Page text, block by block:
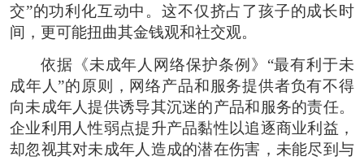
交”的功利化互动中。这不仅挤占了孩子的成长时
间，更可能扭曲其金钱观和社交观。
依据《未成年人网络保护条例》“最有利于未
成年人”的原则，网络产品和服务提供者负有不得
向未成年人提供诱导其沉迷的产品和服务的责任。
企业利用人性弱点提升产品黏性以追逐商业利益，
却忽视其对未成年人造成的潜在伤害，未能尽到与